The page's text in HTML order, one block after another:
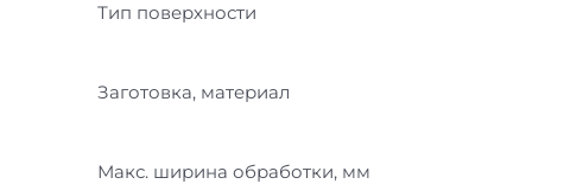
Тип поверхности
Заготовка, материал
Макс. ширина обработки, мм